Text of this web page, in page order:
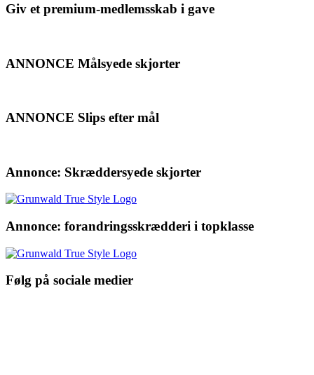
Giv et premium-medlemsskab i gave
ANNONCE Målsyede skjorter
ANNONCE Slips efter mål
Annonce: Skræddersyede skjorter
Annonce: forandringsskrædderi i topklasse
Følg på sociale medier